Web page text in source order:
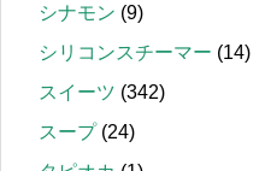
シナモン (9)
シリコンスチーマー (14)
スイーツ (342)
スープ(24)